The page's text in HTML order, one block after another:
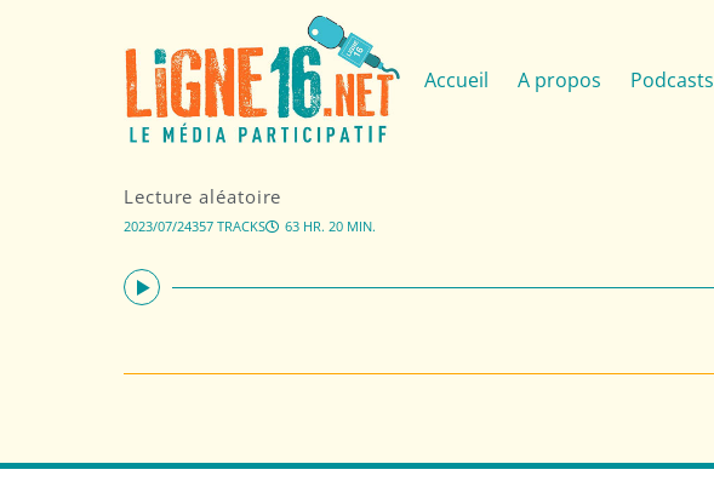
Accueil A propos Podcasts
Lecture aléatoire
2023/07/24357 TRACKS 63 HR. 20 MIN.